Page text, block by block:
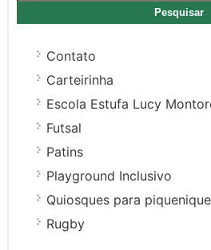
por:
Contato
Carteirinha
Escola Estufa Lucy
Futsal
Patins
Playground Inclusivo
Quiosques para
Rugby